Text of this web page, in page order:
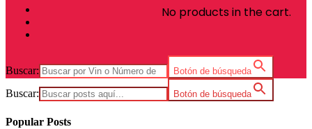
No products in the cart.
Buscar: Botón de búsqueda
Buscar: Botón de búsqueda
Popular Posts